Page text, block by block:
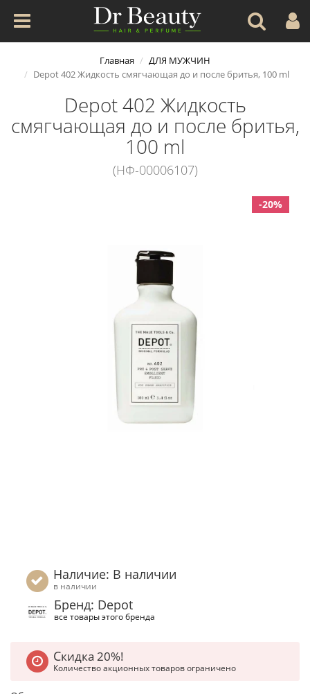
Главная
ДЛЯ МУЖЧИН
Depot 402 Жидкость смягчающая до и после бритья, 100 ml
Depot 402 Жидкость
смягчающая до и после бритья,
100 ml
(НФ-00006107)
-20%
Наличие: В наличии
в наличии
Бренд: Depot
все товары этого бренда
Скидка 20%!
Количество акционных товаров ограничено